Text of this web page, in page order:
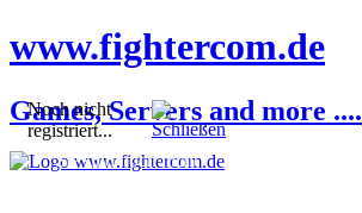
www.fightercom.de
Games, Servers and more ....
Noch nicht
registriert...
Sie sind noch nicht